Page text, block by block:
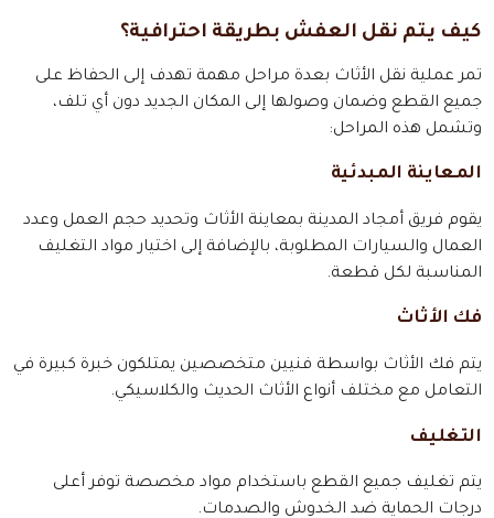
كيف يتم نقل العفش بطريقة احترافية؟
تمر عملية نقل الأثاث بعدة مراحل مهمة تهدف إلى الحفاظ على
جميع القطع وضمان وصولها إلى المكان الجديد دون أي تلف،
وتشمل هذه المراحل:
المعاينة المبدئية
يقوم فريق أمجاد المدينة بمعاينة الأثاث وتحديد حجم العمل وعدد
العمال والسيارات المطلوبة، بالإضافة إلى اختيار مواد التغليف
المناسبة لكل قطعة.
فك الأثاث
يتم فك الأثاث بواسطة فنيين متخصصين يمتلكون خبرة كبيرة في
التعامل مع مختلف أنواع الأثاث الحديث والكلاسيكي.
التغليف
يتم تغليف جميع القطع باستخدام مواد مخصصة توفر أعلى
درجات الحماية ضد الخدوش والصدمات.